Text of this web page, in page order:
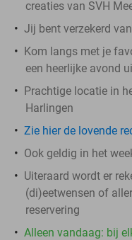
creaties van SVH
Jij bent verzekerd
Kom langs met je
een heerlijke avond
Prachtige locatie in
Harlingen
Zie hier de lovende
Ook geldig in het
Uiteraard wordt er
(di)eetwensen of
reservering
Alleen vandaag: bij